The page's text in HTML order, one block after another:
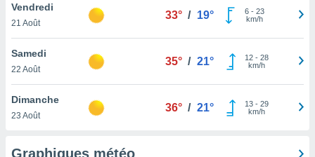
que
et que
Vendredi
21 Août
33° / 19° 6- 23
km/h
Samedi
22 Août
35° / 21° 12- 28
km/h
Dimanche
23 Août
36° / 21° 13- 29
km/h
Graphiques météo